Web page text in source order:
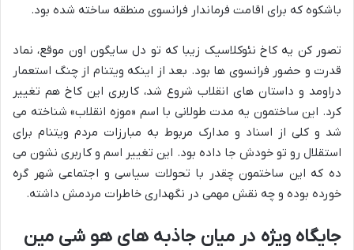
باشکوه که برای اقامت فرماندار فرانسوی منطقه ساخته شده بود.
تصور کن یه کاخ نئوکلاسیک زیبا که تو دل سایگون اون موقع، نماد
قدرت و حضور فرانسوی ها بود. بعد از اینکه ویتنام از چنگ استعمار
دراومد و داستان های انقلاب شروع شد، کاربری این کاخ هم تغییر
کرد. این ساختمون یه مدت طولانی با اسم «موزه انقلاب» شناخته می
شد و کلی از اسناد و مدارک مربوط به مبارزات مردم ویتنام برای
استقلال رو تو خودش جا داده بود. این تغییر اسم و کاربری نشون می
ده که این ساختمون چقدر با تحولات سیاسی و اجتماعی شهر گره
خورده بوده و چه نقش مهمی در نگهداری خاطرات مردمش داشته.
جایگاه ویژه در میان جاذبه های هو شی مین